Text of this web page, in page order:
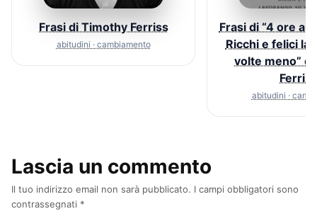
Frasi di Timothy Ferriss
abitudini · cambiamento
Frasi di “4 ore
Ricchi e felici
volte meno”
Ferriss
abitudini ·
Lascia un commento
Il tuo indirizzo email non sarà pubblicato. I campi obbligatori sono
contrassegnati *